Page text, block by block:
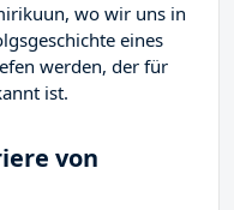
wo wir uns in
eines
werden, der für
ist.
von